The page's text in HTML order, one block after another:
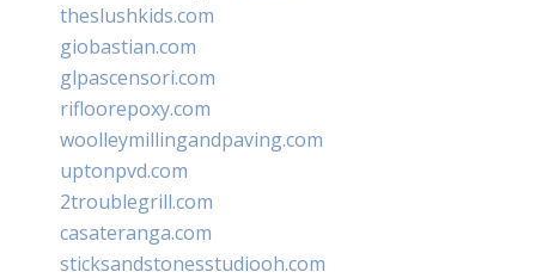
theslushkids.com
giobastian.com
glpascensori.com
rifloorepoxy.com
woolleymillingandpaving.com
uptonpvd.com
2troublegrill.com
casateranga.com
sticksandstonesstudiooh.com